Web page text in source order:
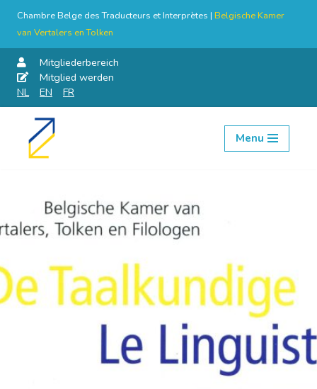
Chambre Belge des Traducteurs et Interprètes | Belgische Kamer
van Vertalers en Tolken
Mitgliederbereich
Mitglied werden
NL
EN FR
Skip
Menu